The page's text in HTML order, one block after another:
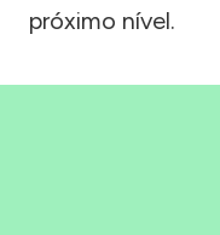
próximo nível.